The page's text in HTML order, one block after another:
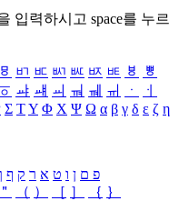
입력하시고 space를 누르
ㅱ ㅲ ㅳ ㅴ ㅵ ㅶ ㅷ ㅸ
ㅹ
ㆆ ㆇ ㆈ ㆉ ㆊ ㆋ ㆌ ㆍ
ㆎ
Σ ΤΥ Φ Χ Ψ Ω α β γ δ ε ζ η
פ ם ן ו ט א ר ק ף
＂ （ ） ［ ］ ｛ ｝